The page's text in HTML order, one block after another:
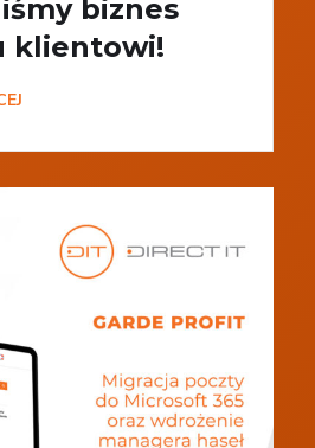
biznes
klientowi!